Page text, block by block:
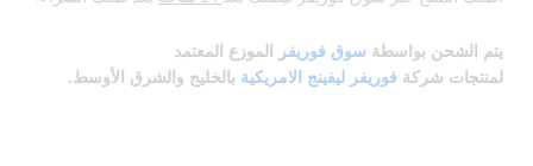
يتم الشحن بواسطة سوق فوريفر
الموزع المعتمد
لمنتجات شركة فوريفر ليفينج الامريكية بالخليج والشرق الأوسط.